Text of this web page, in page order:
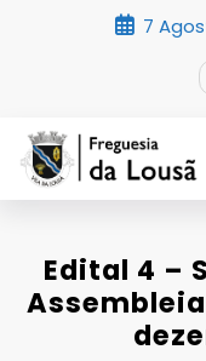
7
Edital 4 –